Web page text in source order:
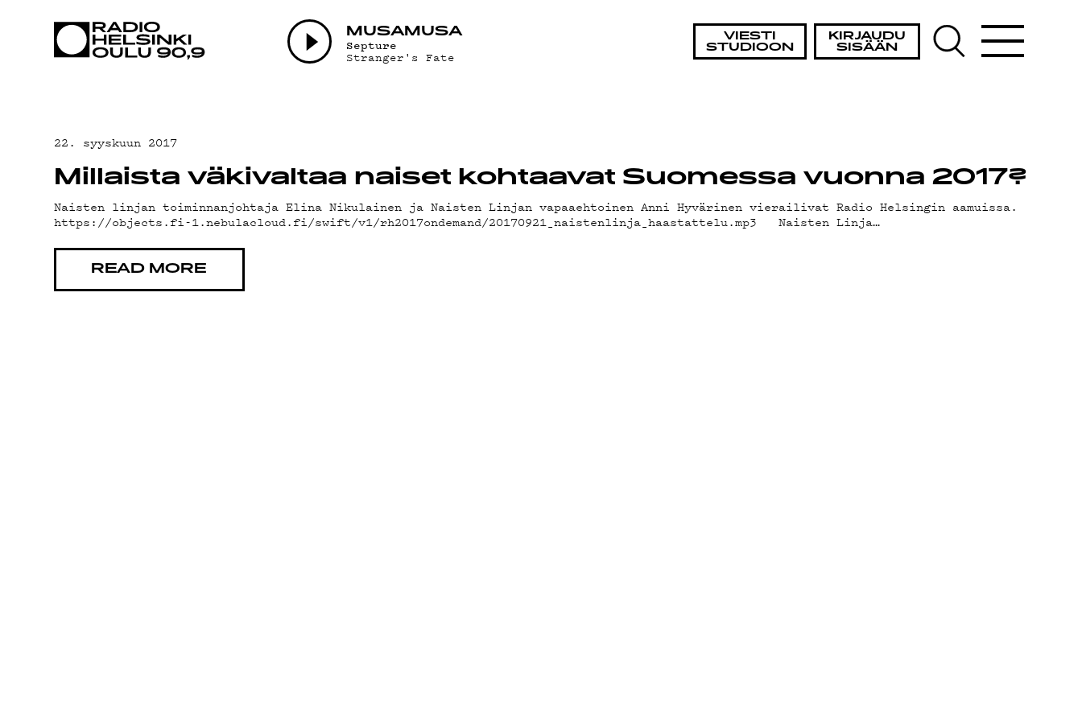
VIESTI
STUDIOON
KIRJAUDU
SISÄÄN
MUSAMUSA
Septure
Stranger's Fate
AJANKOHTAISTA
TEKIJÄT
ON-DEMAND
PODCAST
22. syyskuun 2017
Millaista väkivaltaa naiset kohtaavat Suomessa vuonna 2017?
Naisten linjan toiminnanjohtaja Elina Nikulainen ja Naisten Linjan vapaaehtoinen Anni Hyvärinen vierailivat Radio Helsingin aamuissa.
https://objects.fi-1.nebulacloud.fi/swift/v1/rh2017ondemand/20170921_naistenlinja_haastattelu.mp3 Naisten Linja…
READ MORE